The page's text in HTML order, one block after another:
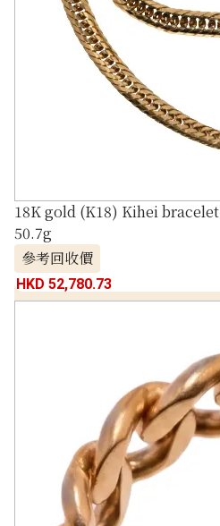
18K gold (K18) Kihei bracelet
50.7g
參考回收價
HKD 52,780.73